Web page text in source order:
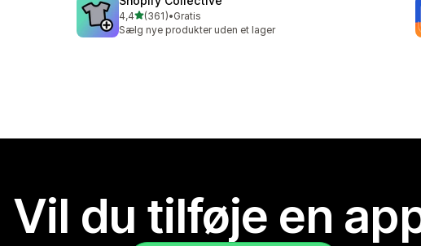
4,4ud af 5 stjerner
(361)
361 anmeldelser i alt
•Gratis
Sælg nye produkter uden et lager
Vil du tilføje en